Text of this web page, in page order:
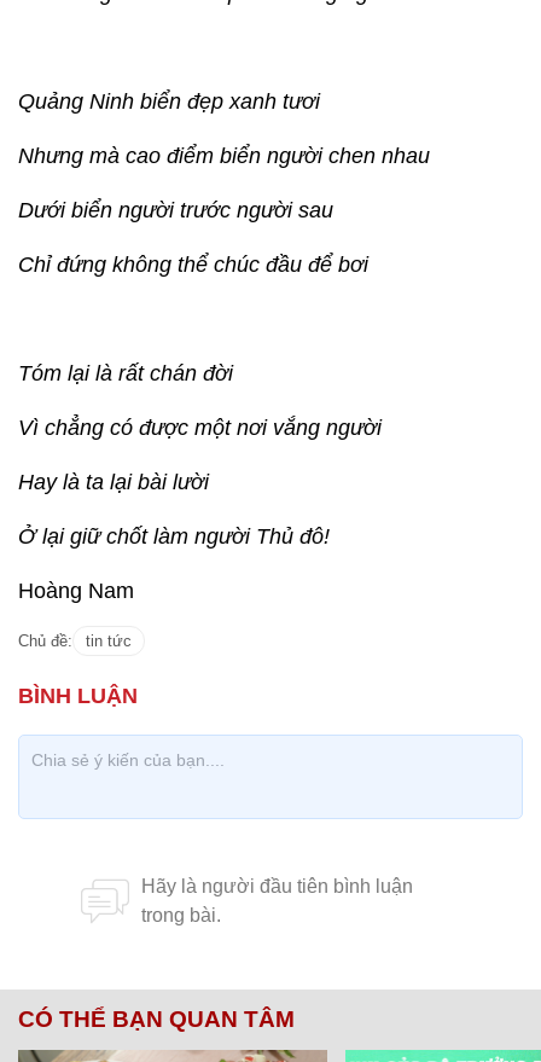
Quảng Ninh biển đẹp xanh tươi
Nhưng mà cao điểm biển người chen nhau
Dưới biển người trước người sau
Chỉ đứng không thể chúc đầu để bơi
Tóm lại là rất chán đời
Vì chẳng có được một nơi vắng người
Hay là ta lại bài lười
Ở lại giữ chốt làm người Thủ đô!
Hoàng Nam
Chủ đề: tin tức
CÓ THỂ BẠN QUAN TÂM